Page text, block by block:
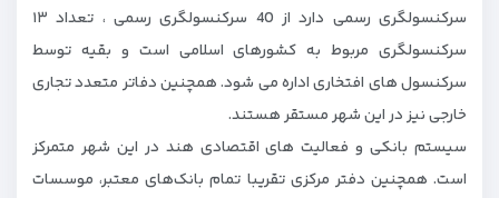
سرکنسولگری رسمی دارد از 40 سرکنسولگری رسمی ، تعداد ۱۳
سرکنسولگری مربوط به کشورهای اسلامی است و بقیه توسط
سرکنسول های افتخاری اداره می شود. همچنین دفاتر متعدد تجاری
خارجی نیز در این شهر مستقر هستند.
سیستم بانکی و فعالیت های اقتصادی هند در این شهر متمرکز
است. همچنین دفتر مرکزی تقریبا تمام بانک‌های معتبر، موسسات